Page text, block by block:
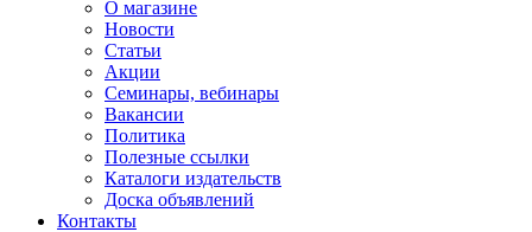
О магазине
Новости
Статьи
Акции
Семинары, вебинары
Вакансии
Политика
Полезные ссылки
Каталоги издательств
Доска объявлений
Контакты